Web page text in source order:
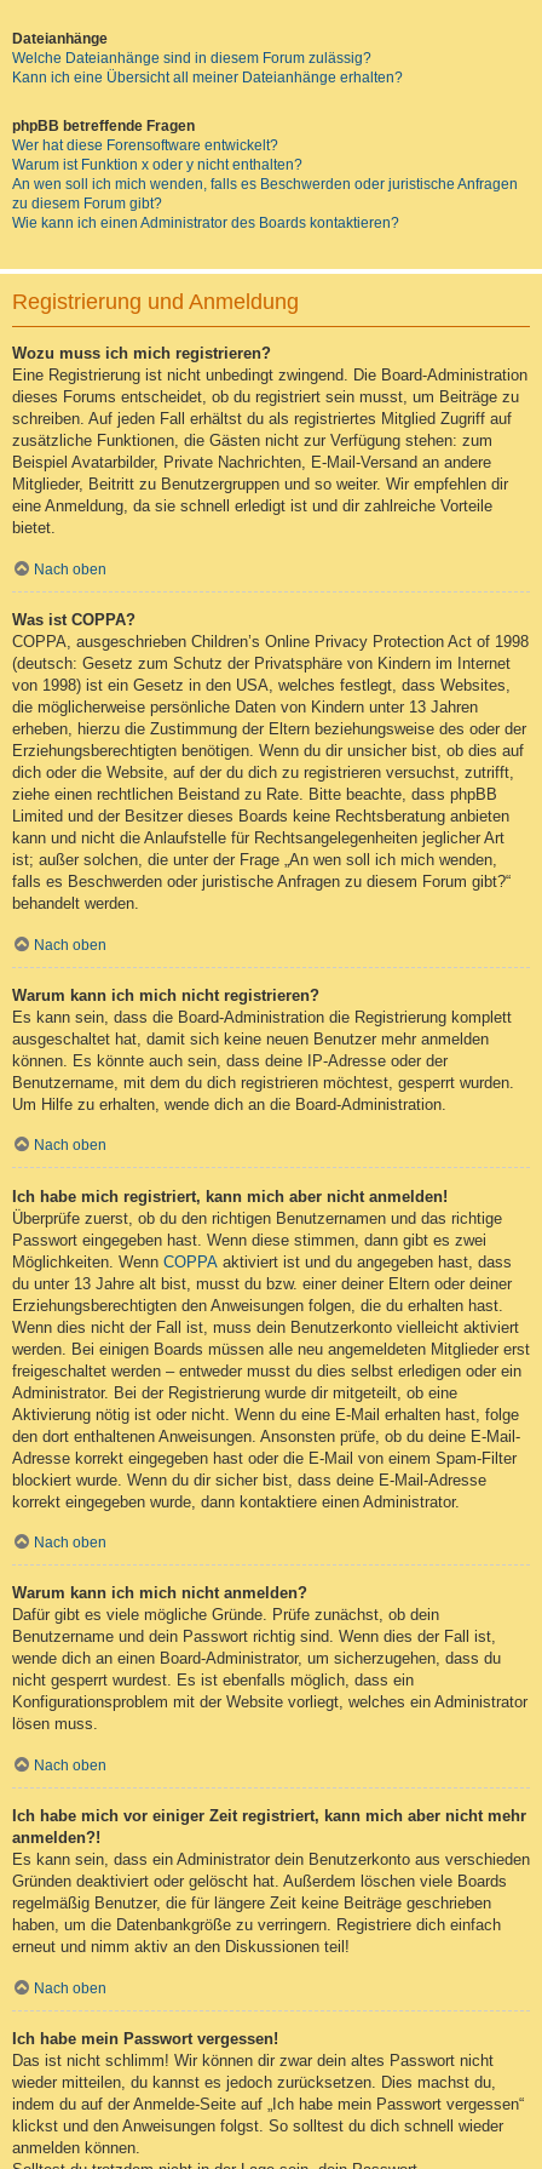
Dateianhänge
Welche Dateianhänge sind in diesem Forum zulässig?
Kann ich eine Übersicht all meiner Dateianhänge erhalten?
phpBB betreffende Fragen
Wer hat diese Forensoftware entwickelt?
Warum ist Funktion x oder y nicht enthalten?
An wen soll ich mich wenden, falls es Beschwerden oder juristische Anfragen
zu diesem Forum gibt?
Wie kann ich einen Administrator des Boards kontaktieren?
Registrierung und Anmeldung
Wozu muss ich mich registrieren?
Eine Registrierung ist nicht unbedingt zwingend. Die Board-Administration
dieses Forums entscheidet, ob du registriert sein musst, um Beiträge zu
schreiben. Auf jeden Fall erhältst du als registriertes Mitglied Zugriff auf
zusätzliche Funktionen, die Gästen nicht zur Verfügung stehen: zum
Beispiel Avatarbilder, Private Nachrichten, E-Mail-Versand an andere
Mitglieder, Beitritt zu Benutzergruppen und so weiter. Wir empfehlen dir
eine Anmeldung, da sie schnell erledigt ist und dir zahlreiche Vorteile
bietet.
Nach oben
Was ist COPPA?
COPPA, ausgeschrieben Children’s Online Privacy Protection Act of 1998
(deutsch: Gesetz zum Schutz der Privatsphäre von Kindern im Internet
von 1998) ist ein Gesetz in den USA, welches festlegt, dass Websites,
die möglicherweise persönliche Daten von Kindern unter 13 Jahren
erheben, hierzu die Zustimmung der Eltern beziehungsweise des oder der
Erziehungsberechtigten benötigen. Wenn du dir unsicher bist, ob dies auf
dich oder die Website, auf der du dich zu registrieren versuchst, zutrifft,
ziehe einen rechtlichen Beistand zu Rate. Bitte beachte, dass phpBB
Limited und der Besitzer dieses Boards keine Rechtsberatung anbieten
kann und nicht die Anlaufstelle für Rechtsangelegenheiten jeglicher Art
ist; außer solchen, die unter der Frage „An wen soll ich mich wenden,
falls es Beschwerden oder juristische Anfragen zu diesem Forum gibt?“
behandelt werden.
Nach oben
Warum kann ich mich nicht registrieren?
Es kann sein, dass die Board-Administration die Registrierung komplett
ausgeschaltet hat, damit sich keine neuen Benutzer mehr anmelden
können. Es könnte auch sein, dass deine IP-Adresse oder der
Benutzername, mit dem du dich registrieren möchtest, gesperrt wurden.
Um Hilfe zu erhalten, wende dich an die Board-Administration.
Nach oben
Ich habe mich registriert, kann mich aber nicht anmelden!
Überprüfe zuerst, ob du den richtigen Benutzernamen und das richtige
Passwort eingegeben hast. Wenn diese stimmen, dann gibt es zwei
Möglichkeiten. Wenn COPPA aktiviert ist und du angegeben hast, dass
du unter 13 Jahre alt bist, musst du bzw. einer deiner Eltern oder deiner
Erziehungsberechtigten den Anweisungen folgen, die du erhalten hast.
Wenn dies nicht der Fall ist, muss dein Benutzerkonto vielleicht aktiviert
werden. Bei einigen Boards müssen alle neu angemeldeten Mitglieder erst
freigeschaltet werden – entweder musst du dies selbst erledigen oder ein
Administrator. Bei der Registrierung wurde dir mitgeteilt, ob eine
Aktivierung nötig ist oder nicht. Wenn du eine E-Mail erhalten hast, folge
den dort enthaltenen Anweisungen. Ansonsten prüfe, ob du deine E-Mail-
Adresse korrekt eingegeben hast oder die E-Mail von einem Spam-Filter
blockiert wurde. Wenn du dir sicher bist, dass deine E-Mail-Adresse
korrekt eingegeben wurde, dann kontaktiere einen Administrator.
Nach oben
Warum kann ich mich nicht anmelden?
Dafür gibt es viele mögliche Gründe. Prüfe zunächst, ob dein
Benutzername und dein Passwort richtig sind. Wenn dies der Fall ist,
wende dich an einen Board-Administrator, um sicherzugehen, dass du
nicht gesperrt wurdest. Es ist ebenfalls möglich, dass ein
Konfigurationsproblem mit der Website vorliegt, welches ein Administrator
lösen muss.
Nach oben
Ich habe mich vor einiger Zeit registriert, kann mich aber nicht mehr
anmelden?!
Es kann sein, dass ein Administrator dein Benutzerkonto aus verschieden
Gründen deaktiviert oder gelöscht hat. Außerdem löschen viele Boards
regelmäßig Benutzer, die für längere Zeit keine Beiträge geschrieben
haben, um die Datenbankgröße zu verringern. Registriere dich einfach
erneut und nimm aktiv an den Diskussionen teil!
Nach oben
Ich habe mein Passwort vergessen!
Das ist nicht schlimm! Wir können dir zwar dein altes Passwort nicht
wieder mitteilen, du kannst es jedoch zurücksetzen. Dies machst du,
indem du auf der Anmelde-Seite auf „Ich habe mein Passwort vergessen“
klickst und den Anweisungen folgst. So solltest du dich schnell wieder
anmelden können.